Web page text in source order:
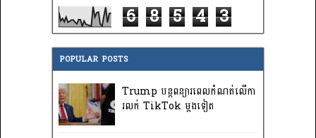
6 8 5 4 3
POPULAR POSTS
Trump បន្តពន្យារពេលកំណត់លើកា
រលក់ TikTok ម្តងទៀត